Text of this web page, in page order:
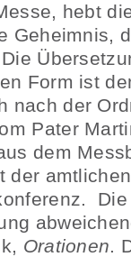
hebt
Geheimnis,
Form ist
nach der
Pater
dem
der
Orationen.